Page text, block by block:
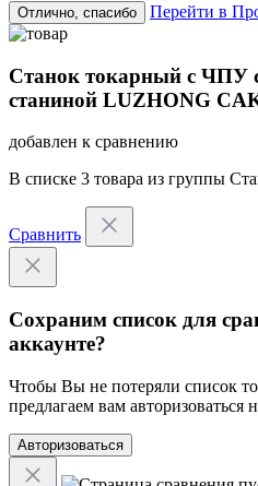
Отлично, спасибо Перейти в
Станок токарный с ЧПУ
станиной LUZHONG
добавлен к сравнению
В списке 3 товара из группы
Сравнить
Сохраним список для
аккаунте?
Чтобы Вы не потеряли список
предлагаем вам авторизоваться
Авторизоваться